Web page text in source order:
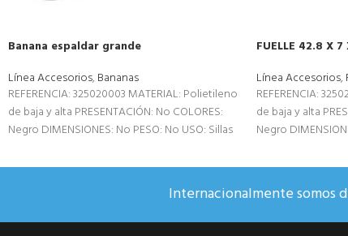
Banana espaldar grande
Línea Accesorios, Bananas
REFERENCIA: 325020003 MATERIAL: Polietileno
de baja y alta PRESENTACIÓN: No COLORES:
Negro DIMENSIONES: No PESO: No USO: Sillas
FUELLE 42.8 X 7
Línea Accesorios,
REFERENCIA:
de baja y alta
Negro
Internacionalmente somos